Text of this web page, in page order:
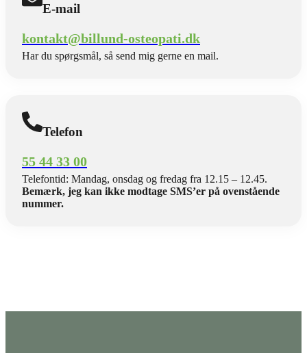
E-mail
kontakt@billund-osteopati.dk
Har du spørgsmål, så send mig gerne en mail.
Telefon
55 44 33 00
Telefontid: Mandag, onsdag og fredag fra 12.15 – 12.45.
Bemærk, jeg kan ikke modtage SMS’er på ovenstående
nummer.